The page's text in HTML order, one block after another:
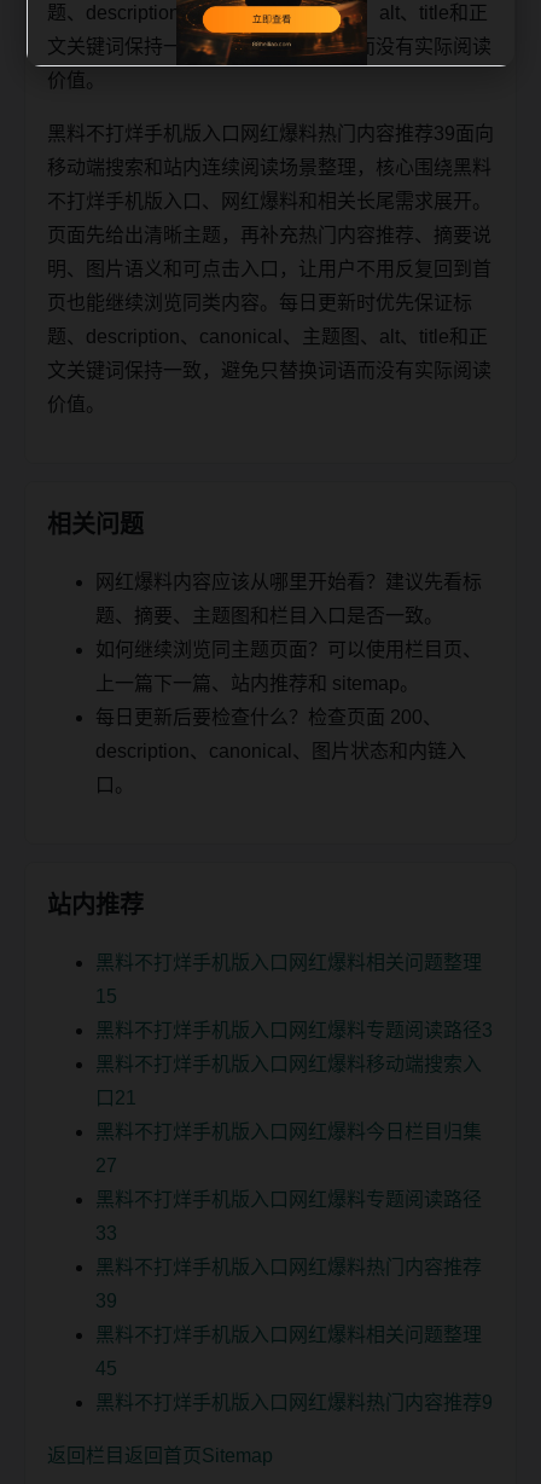
题、description、canonical、主题图、alt、title和正
文关键词保持一致，避免只替换词语而没有实际阅读
价值。
黑料不打烊手机版入口网红爆料热门内容推荐39面向
移动端搜索和站内连续阅读场景整理，核心围绕黑料
不打烊手机版入口、网红爆料和相关长尾需求展开。
页面先给出清晰主题，再补充热门内容推荐、摘要说
明、图片语义和可点击入口，让用户不用反复回到首
页也能继续浏览同类内容。每日更新时优先保证标
题、description、canonical、主题图、alt、title和正
文关键词保持一致，避免只替换词语而没有实际阅读
价值。
相关问题
网红爆料内容应该从哪里开始看？建议先看标
题、摘要、主题图和栏目入口是否一致。
如何继续浏览同主题页面？可以使用栏目页、
上一篇下一篇、站内推荐和 sitemap。
每日更新后要检查什么？检查页面 200、
description、canonical、图片状态和内链入
口。
站内推荐
黑料不打烊手机版入口网红爆料相关问题整理
15
黑料不打烊手机版入口网红爆料专题阅读路径3
黑料不打烊手机版入口网红爆料移动端搜索入
口21
黑料不打烊手机版入口网红爆料今日栏目归集
27
黑料不打烊手机版入口网红爆料专题阅读路径
33
黑料不打烊手机版入口网红爆料热门内容推荐
39
黑料不打烊手机版入口网红爆料相关问题整理
45
黑料不打烊手机版入口网红爆料热门内容推荐9
返回栏目 返回首页 Sitemap